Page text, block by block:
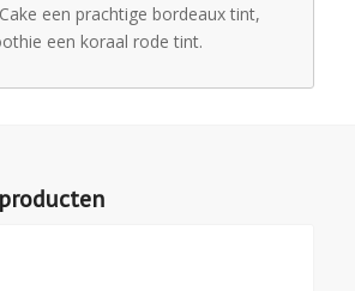
een prachtige bordeaux tint,
een koraal rode tint.